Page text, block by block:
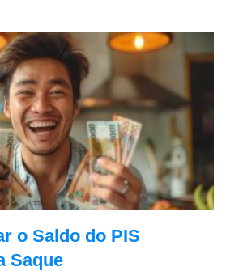
o Saldo do PIS
Saque